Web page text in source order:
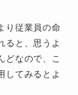
り従業員の命
ると、思うよ
どなので、こ
してみるとよ